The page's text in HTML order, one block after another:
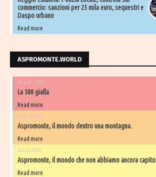
commercio: sanzioni per 25 mila euro, sequestri e
Daspo urbano
Read more
ASPROMONTE.WORLD
Aug 07 2026
La 500 gialla
Read more
Aug 06 2026
Aspromonte, il mondo dentro una montagna.
Read more
Jul 26 2026
Aspromonte, il mondo che non abbiamo ancora capito
Read more